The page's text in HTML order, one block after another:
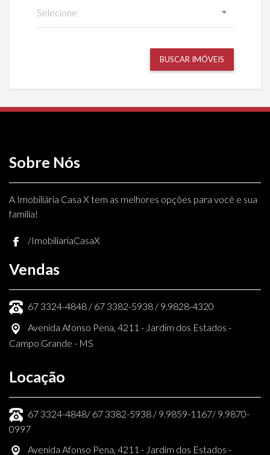
Selecione
BUSCAR IMÓVEIS
Sobre Nós
A Imobiliária Casa X tem as melhores opções para você e sua
família!
/ImobiliariaCasaX
Vendas
67 3324-4848 / 67 3382-5938 / 9.9828-4320
Avenida Afonso Pena, 4211 - Jardim dos Estados -
Campo Grande - MS
Locação
67 3324-4848/ 67 3382-5938 / 9.9859-1167/ 9.9870-
0997
Avenida Afonso Pena, 4211 - Jardim dos Estados -